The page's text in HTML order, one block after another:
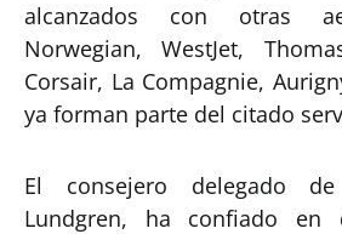
alcanzados con otras
Norwegian, WestJet,
Corsair, La Compagnie,
ya forman parte del citado
El consejero delegado de
Lundgren, ha confiado en